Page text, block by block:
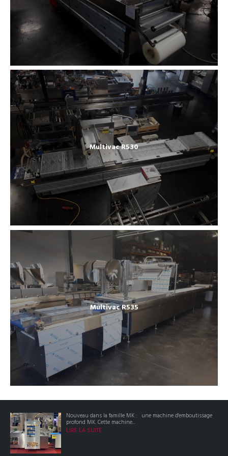
Multivac R530
Multivac R535
Nouveau dans la famille MK : une machine d'emboutissage
profond MK. Cette machine...
LIRE LA SUITE